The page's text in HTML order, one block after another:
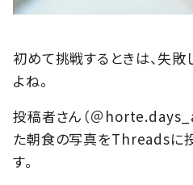
初めて挑戦するときは、失敗
よね。
投稿者さん（＠
た朝食の写真をThreadsに
す。